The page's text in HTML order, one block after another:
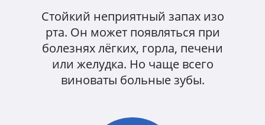
Стойкий неприятный запах изо
рта. Он может появляться при
болезнях лёгких, горла, печени
или желудка. Но чаще всего
виноваты больные зубы.